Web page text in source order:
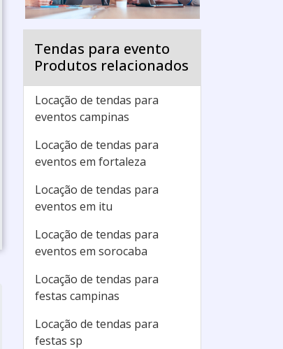
Tendas para evento
Produtos relacionados
Locação de tendas para
eventos campinas
Locação de tendas para
eventos em fortaleza
Locação de tendas para
eventos em itu
Locação de tendas para
eventos em sorocaba
Locação de tendas para
festas campinas
Locação de tendas para
festas sp